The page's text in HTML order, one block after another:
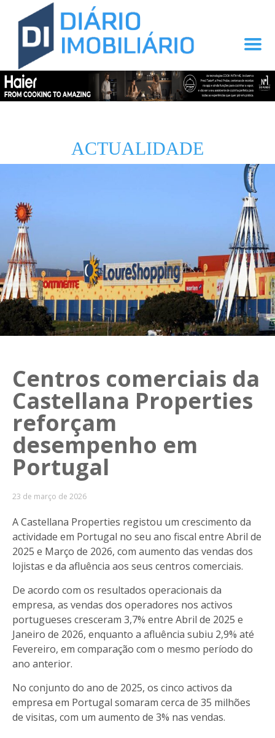
ACTUALIDADE
Centros comerciais da
Castellana Properties
reforçam
desempenho em
Portugal
23 de março de 2026
A Castellana Properties registou um crescimento da
actividade em Portugal no seu ano fiscal entre Abril de
2025 e Março de 2026, com aumento das vendas dos
lojistas e da afluência aos seus centros comerciais.
De acordo com os resultados operacionais da
empresa, as vendas dos operadores nos activos
portugueses cresceram 3,7% entre Abril de 2025 e
Janeiro de 2026, enquanto a afluência subiu 2,9% até
Fevereiro, em comparação com o mesmo período do
ano anterior.
No conjunto do ano de 2025, os cinco activos da
empresa em Portugal somaram cerca de 35 milhões
de visitas, com um aumento de 3% nas vendas.